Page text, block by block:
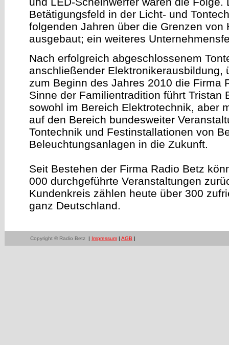
Betätigungsfeld in der Licht- und
folgenden Jahren über die Grenzen von
ausgebaut; ein weiteres
Nach erfolgreich abgeschlossenem
anschließender Elektronikerausbildung,
zum Beginn des Jahres 2010 die Firma
Sinne der Familientradition führt Tristan
sowohl im Bereich Elektrotechnik, aber
auf den Bereich bundesweiter
Tontechnik und Festinstallationen von
Beleuchtungsanlagen in die Zukunft.
Seit Bestehen der Firma Radio Betz
000 durchgeführte Veranstaltungen
Kundenkreis zählen heute über 300
ganz Deutschland.